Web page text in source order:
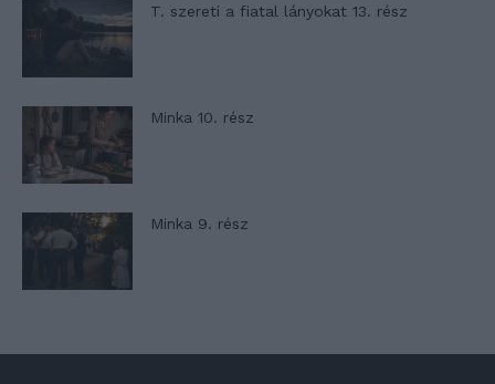
T. szereti a fiatal lányokat 13. rész
Minka 10. rész
Minka 9. rész